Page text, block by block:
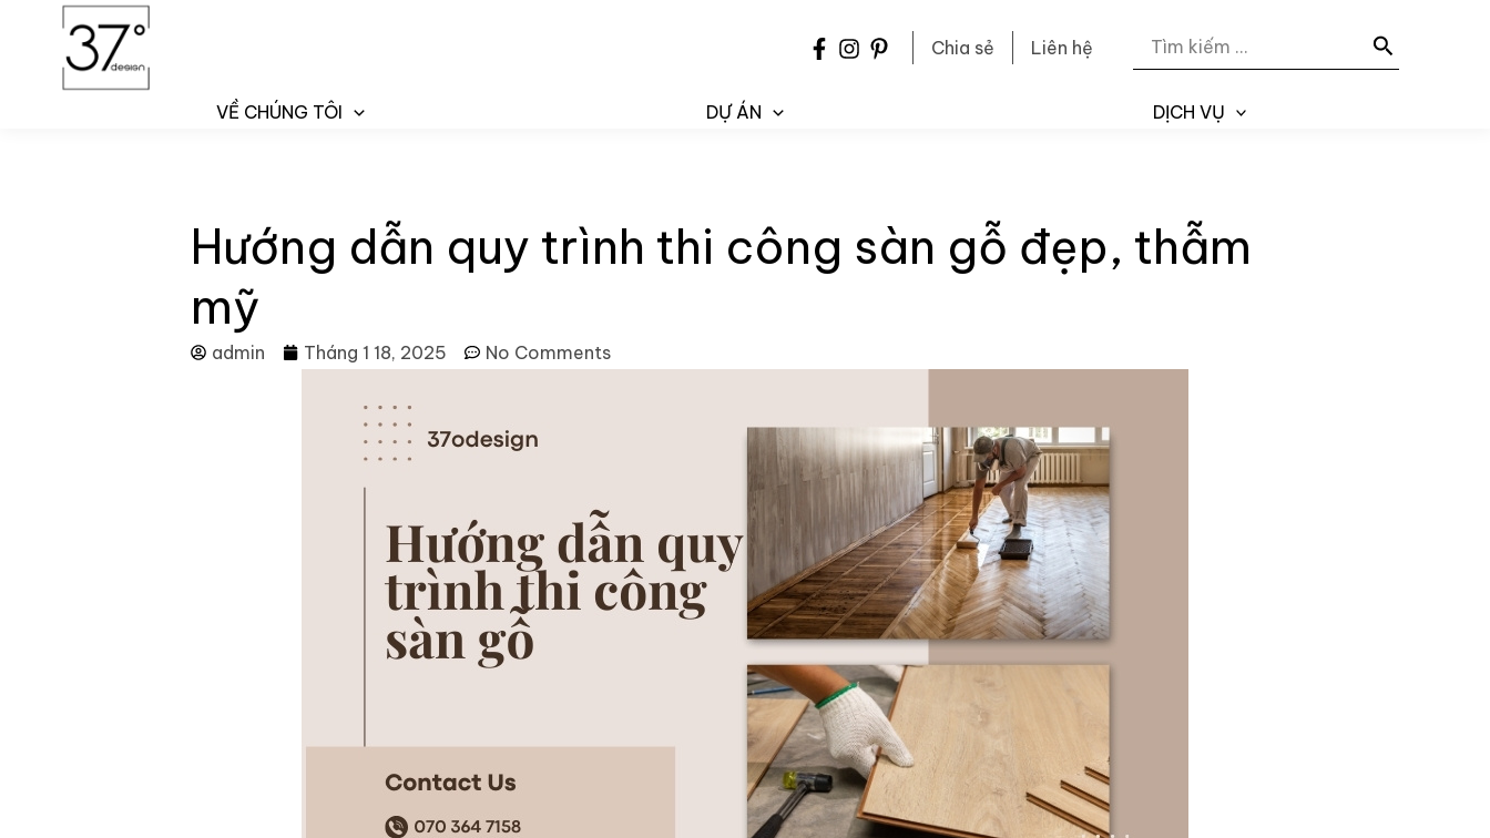
Chia sẻ Liên hệ
Search
for:
VỀ CHÚNG TÔI DỰ ÁN DỊCH VỤ
Hướng dẫn quy trình thi công sàn gỗ đẹp, thẫm
mỹ
admin Tháng 1 18, 2025 No Comments